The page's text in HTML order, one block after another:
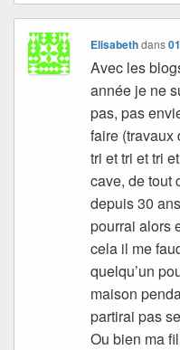
Elisabethdans
Avec les
année je ne
pas, pas
faire (travaux
tri et tri et tri
cave, de tout
depuis 30
pourrai alors
cela il me
quelqu’un
maison
partirai pas
Ou bien ma